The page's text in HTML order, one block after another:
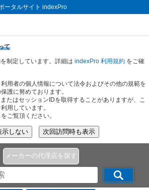
ータルサイト indexPro
て
制定しています。詳細は indexPro 利用規約 をご確
用者の個人情報について法令およびその他の規範を
護に努めております。
たはセッションIDを取得することがありますが、こ
用しています。
をご覧頂ください。
メーカーの代理店を探す